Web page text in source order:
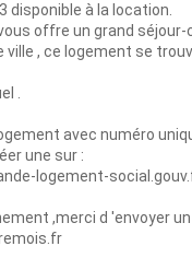
disponible à la location.
offre un grand séjour-
ville , ce logement se
.
avec numéro
une sur :
logement-
,merci d 'envoyer